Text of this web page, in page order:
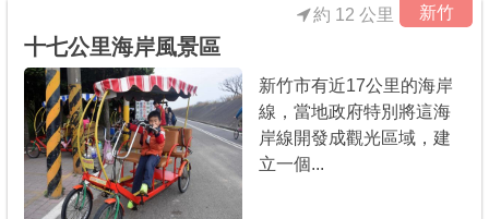
新竹
約 12 公里
十七公里海岸風景區
新竹市有近17公里的海岸
線，當地政府特別將這海
岸線開發成觀光區域，建
立一個...